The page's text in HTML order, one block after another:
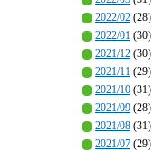
2022/02 (28)
2022/01 (30)
2021/12 (30)
2021/11 (29)
2021/10 (31)
2021/09 (28)
2021/08 (31)
2021/07 (29)